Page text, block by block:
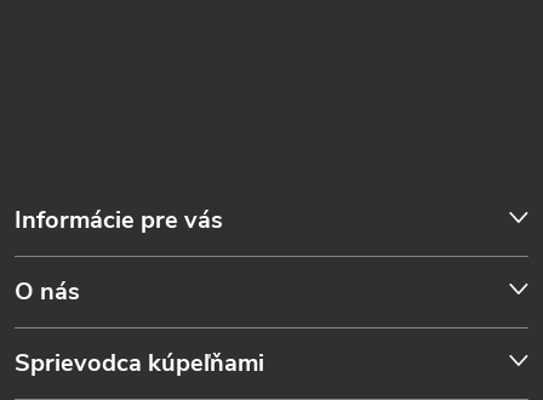
Informácie pre vás
O nás
Sprievodca kúpeľňami